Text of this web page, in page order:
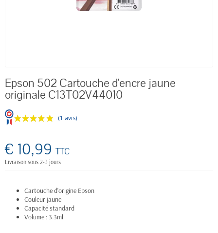
Epson 502 Cartouche d'encre jaune
originale C13T02V44010
(1 avis)
€ 10,99 TTC
Livraison sous 2-3 jours
Cartouche d'origine Epson
Couleur jaune
Capacité standard
Volume : 3.3ml